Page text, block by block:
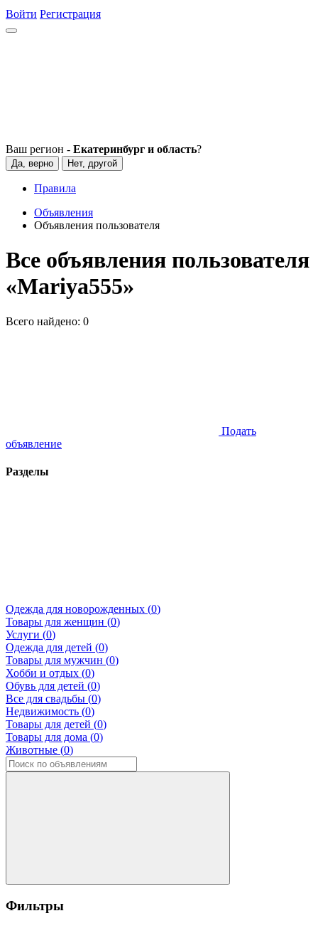
Войти Регистрация
Ваш регион - Екатеринбург и область?
Да, верно Нет, другой
Правила
Объявления
Объявления пользователя
Все объявления пользователя
«Mariya555»
Всего найдено: 0
Подать
объявление
Разделы
Одежда для новорожденных (0)
Товары для женщин (0)
Услуги (0)
Одежда для детей (0)
Товары для мужчин (0)
Хобби и отдых (0)
Обувь для детей (0)
Все для свадьбы (0)
Недвижимость (0)
Товары для детей (0)
Товары для дома (0)
Животные (0)
Фильтры